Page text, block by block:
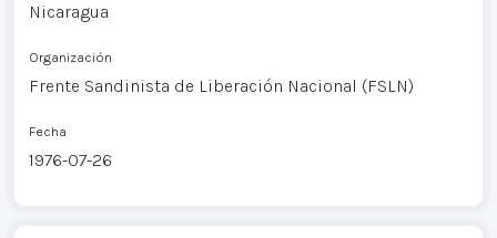
Nicaragua
Organización
Frente Sandinista de Liberación Nacional (FSLN)
Fecha
1976-07-26